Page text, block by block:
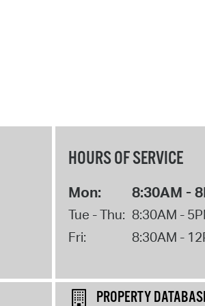
HOURS OF SERVICE
Mon: 8:30AM -
Tue - Thu: 8:30AM -
Fri:
8:30AM -
PROPERTY